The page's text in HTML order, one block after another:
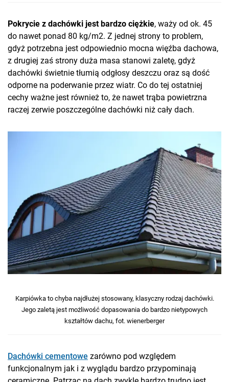
Pokrycie z dachówki jest bardzo ciężkie, waży od ok. 45
do nawet ponad 80 kg/m2. Z jednej strony to problem,
gdyż potrzebna jest odpowiednio mocna więźba dachowa,
z drugiej zaś strony duża masa stanowi zaletę, gdyż
dachówki świetnie tłumią odgłosy deszczu oraz są dość
odporne na poderwanie przez wiatr. Co do tej ostatniej
cechy ważne jest również to, że nawet trąba powietrzna
raczej zerwie poszczególne dachówki niż cały dach.
Karpiówka to chyba najdłużej stosowany, klasyczny rodzaj dachówki.
Jego zaletą jest możliwość dopasowania do bardzo nietypowych
kształtów dachu, fot. wienerberger
Dachówki cementowe zarówno pod względem
funkcjonalnym jak i z wyglądu bardzo przypominają